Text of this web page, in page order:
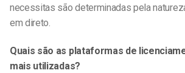
necessitas são determinadas pela
em direto.
Quais são as plataformas de
mais utilizadas?